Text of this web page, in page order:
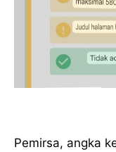
Pemirsa, angka